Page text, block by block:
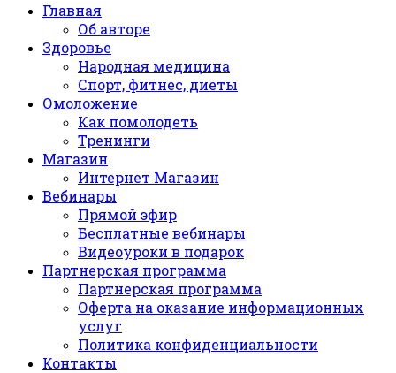
Главная
Об авторе
Здоровье
Народная медицина
Спорт, фитнес, диеты
Омоложение
Как помолодеть
Тренинги
Магазин
Интернет Магазин
Вебинары
Прямой эфир
Бесплатные вебинары
Видеоуроки в подарок
Партнерская программа
Партнерская программа
Оферта на оказание информационных
услуг
Политика конфиденциальности
Контакты